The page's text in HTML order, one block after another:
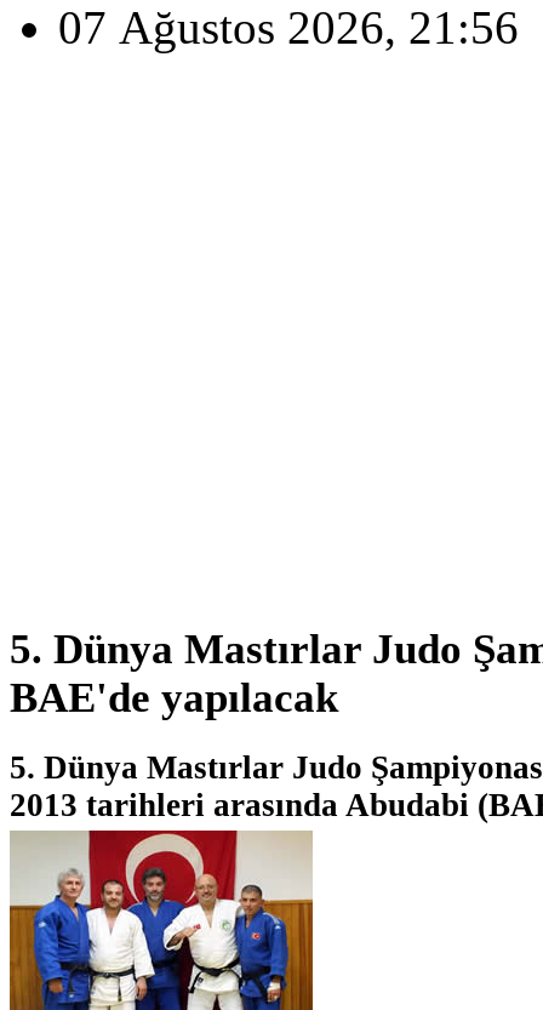
07 Ağustos 2026, 21:56
5. Dünya Mastırlar Judo
BAE'de yapılacak
5. Dünya Mastırlar Judo
2013 tarihleri arasında Abudabi